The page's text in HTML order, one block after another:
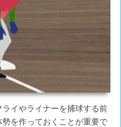
イやライナーを捕球する前
を作っておくことが重要で